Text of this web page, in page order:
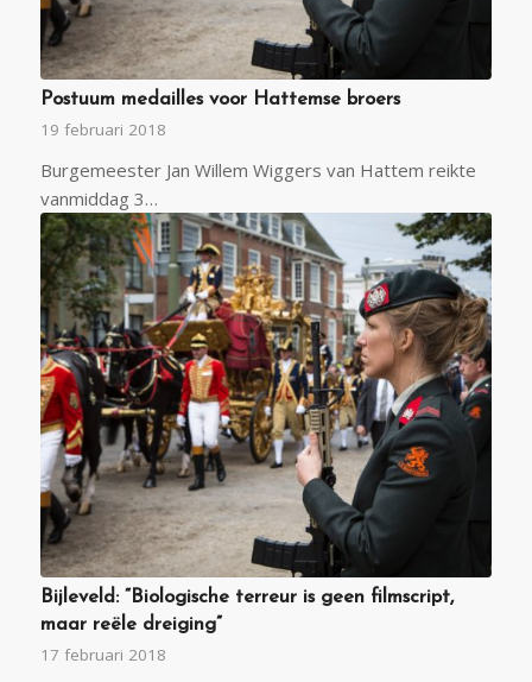
Postuum medailles voor Hattemse broers
19 februari 2018
Burgemeester Jan Willem Wiggers van Hattem reikte
vanmiddag 3…
Bijleveld: “Biologische terreur is geen filmscript,
maar reële dreiging”
17 februari 2018